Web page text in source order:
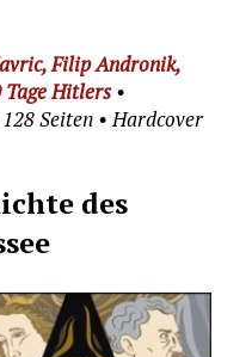
Filip Andronik,
Tage Hitlers•
Seiten • Hardcover
des